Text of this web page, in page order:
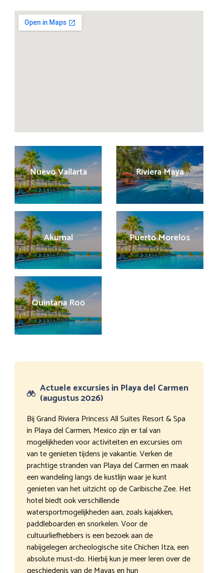
Nuevo Vallarta Riviera Maya
Akumal Puerto Morelos
Quintana Roo
Actuele excursies in Playa del Carmen
(augustus 2026)
Bij Grand Riviera Princess All Suites Resort & Spa
in Playa del Carmen, Mexico zijn er tal van
mogelijkheden voor activiteiten en excursies om
van te genieten tijdens je vakantie. Verken de
prachtige stranden van Playa del Carmen en maak
een wandeling langs de kustlijn waar je kunt
genieten van het uitzicht op de Caribische Zee. Het
hotel biedt ook verschillende
watersportmogelijkheden aan, zoals kajakken,
paddleboarden en snorkelen. Voor de
cultuurliefhebbers is een bezoek aan de
nabijgelegen archeologische site Chichen Itza, een
absolute must-do. Hierbij kun je meer leren over de